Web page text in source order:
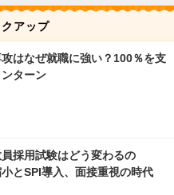
アップ
はなぜ就職に強い？100％を支
ターン
員採用試験はどう変わるの
とSPI導入、面接重視の時代